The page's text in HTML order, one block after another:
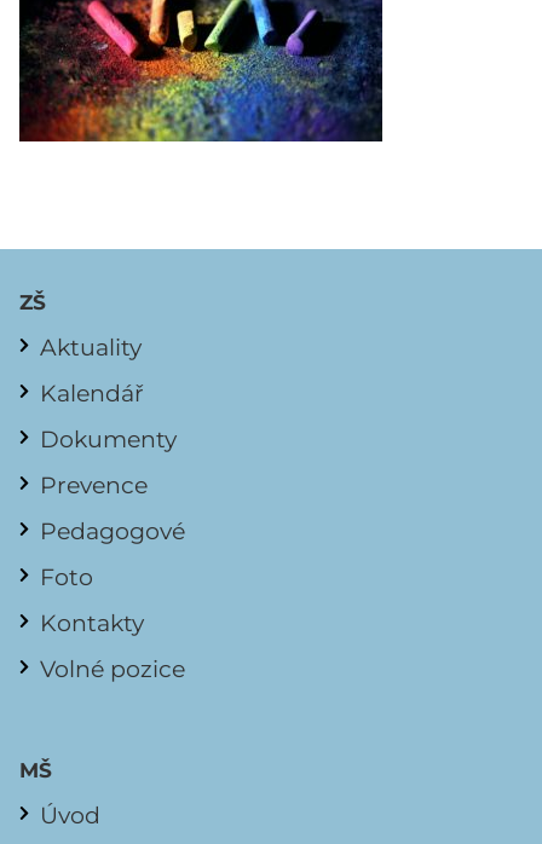
ZŠ
Aktuality
Kalendář
Dokumenty
Prevence
Pedagogové
Foto
Kontakty
Volné pozice
MŠ
Úvod